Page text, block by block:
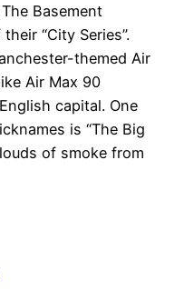
Basement
“City Series”.
themed Air
Air Max 90
capital. One
is “The Big
of smoke from